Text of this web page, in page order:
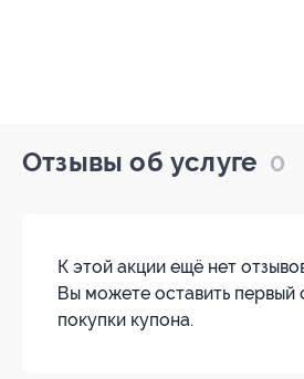
Отзывы об услуге 0
К этой акции ещё нет
Вы можете оставить первый
покупки купона.